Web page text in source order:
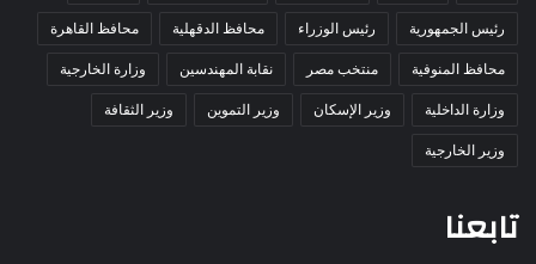
رئيس الجمهورية
رئيس الوزراء محافظ الدقهلية
محافظ القاهرة
محافظ المنوفية
منتخب مصر نقابة المهندسين
وزارة الخارجية
وزارة الداخلية
وزير الإسكان وزير التموين
وزير الثقافة
وزير الخارجية
تابعنا